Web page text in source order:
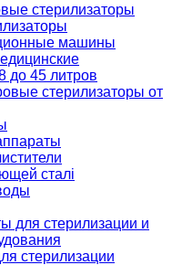
стерилизаторы
машины
до 45 литров
стерилизаторы от
сталі
для стерилизации и
стерилизации